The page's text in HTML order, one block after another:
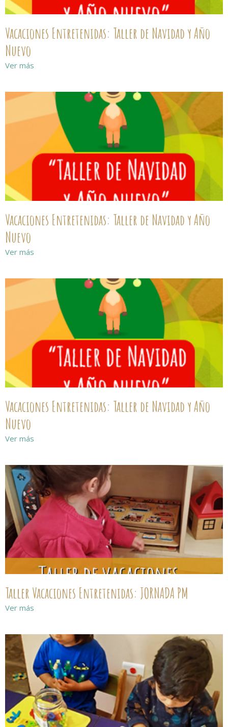
Vacaciones Entretenidas: Taller de Navidad y Año
Nuevo
Ver más
Vacaciones Entretenidas: Taller de Navidad y Año
Nuevo
Ver más
Vacaciones Entretenidas: Taller de Navidad y Año
Nuevo
Ver más
Taller Vacaciones Entretenidas: JORNADA PM
Ver más